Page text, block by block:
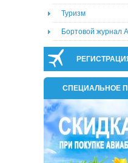
Туризм
Бортовой журнал
СПЕЦИАЛЬНОЕ